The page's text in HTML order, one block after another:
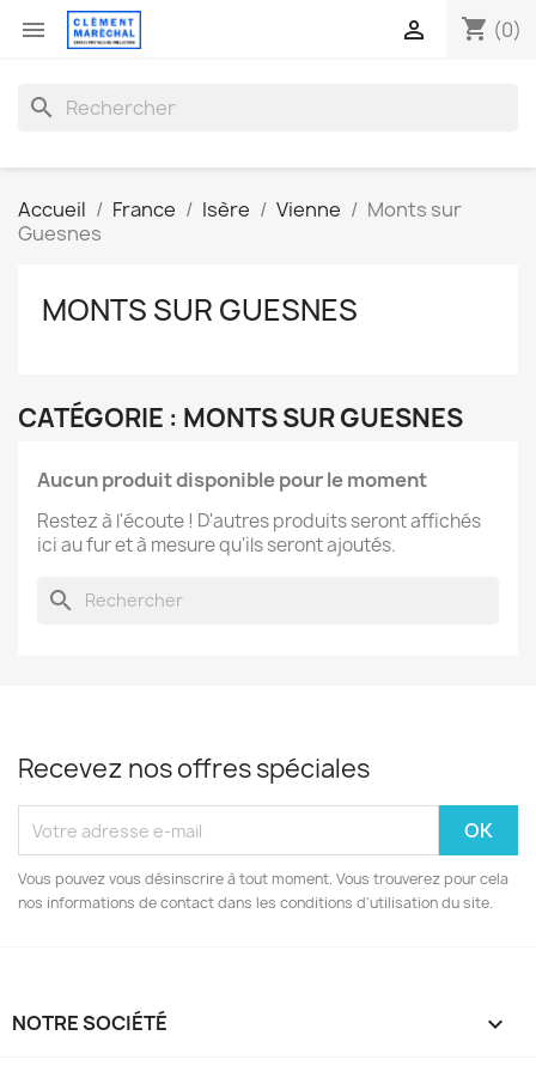
 shopping_cart (0)

search
Accueil France Isère Vienne
Monts sur
Guesnes
MONTS SUR GUESNES
CATÉGORIE : MONTS SUR GUESNES
Aucun produit disponible pour le moment
Restez à l'écoute ! D'autres produits seront affichés
ici au fur et à mesure qu'ils seront ajoutés.
search
Recevez nos offres spéciales
Vous pouvez vous désinscrire à tout moment. Vous trouverez pour cela
nos informations de contact dans les conditions d'utilisation du site.
NOTRE SOCIÉTÉ 